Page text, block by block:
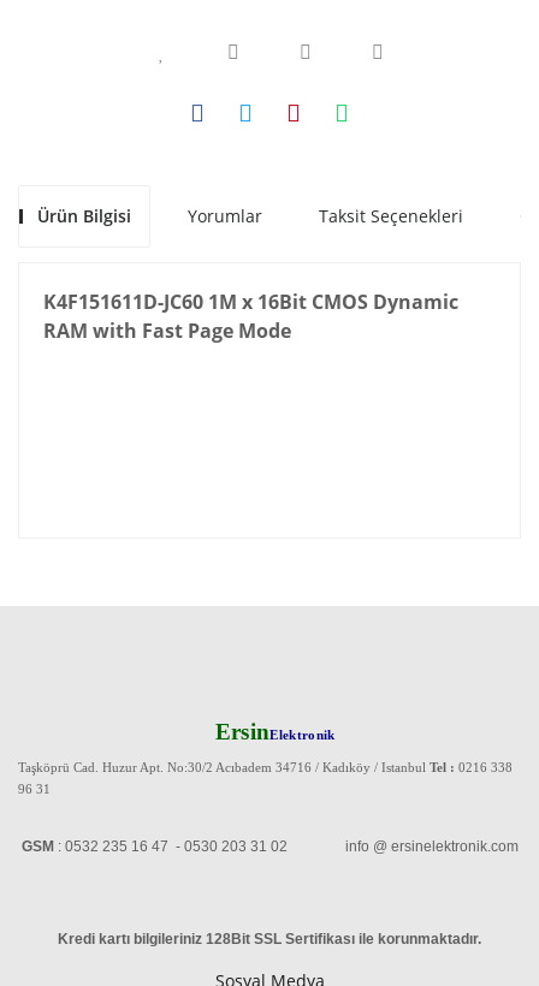
Ürün Bilgisi Yorumlar Taksit Seçenekleri
K4F151611D-JC60 1M x 16Bit CMOS Dynamic
RAM with Fast Page Mode
ErsinElektronik
Taşköprü Cad. Huzur Apt. No:30/2 Acıbadem 34716 / Kadıköy / Istanbul Tel : 0216 338
96 31
GSM : 0532 235 16 47 - 0530 203 31 02 info @ ersinelektronik.com
Kredi kartı bilgileriniz 128Bit SSL Sertifikası ile korunmaktadır.
Sosyal Medya